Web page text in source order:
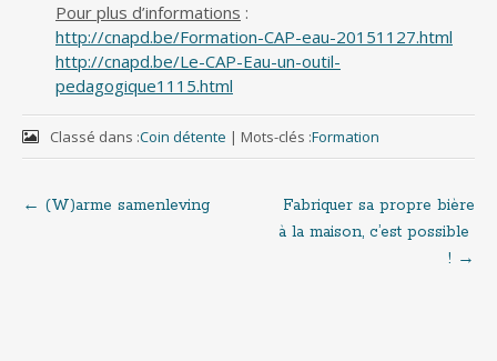
Pour plus d’informations :
http://cnapd.be/Formation-CAP-eau-20151127.html
http://cnapd.be/Le-CAP-Eau-un-outil-
pedagogique1115.html
Classé dans :Coin détente | Mots-clés :Formation
Navigation
← (W)arme samenleving
Fabriquer sa propre bière
à la maison, c’est possible
! →